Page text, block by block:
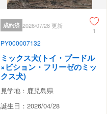
成約済 2026/07/28 更新
1
PY000007132
ミックス犬(トイ・プードル
×ビション・フリーゼのミッ
クス犬)
見学地：鹿児島県
誕生日：2026/04/28